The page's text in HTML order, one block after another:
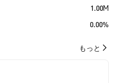
1.00M
0.00%
もっと